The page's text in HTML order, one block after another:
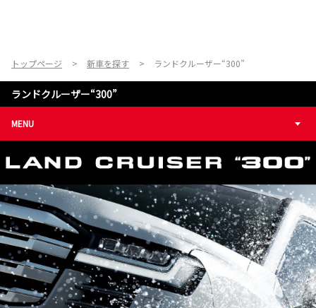
トップページ 新車を探す ランドクルーザー“300”
ランドクルーザー“300”
MENU